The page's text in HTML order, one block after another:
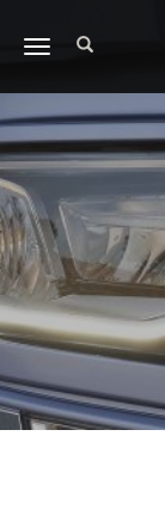
DÉPLIER
NAVIGATION